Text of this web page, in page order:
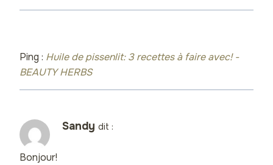
Ping : Huile de pissenlit: 3 recettes à faire avec! -
BEAUTY HERBS
Sandy dit :
Bonjour!